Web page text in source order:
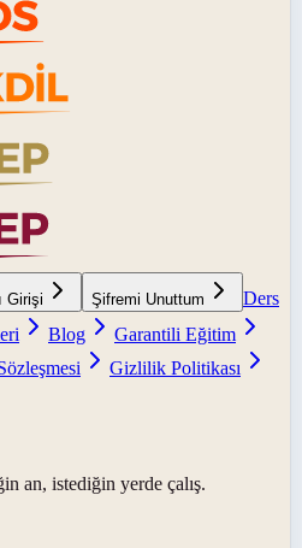
Girişi Şifremi Unuttum
Ders
Blog
Garantili Eğitim
Gizlilik Politikası
an, istediğin yerde çalış.